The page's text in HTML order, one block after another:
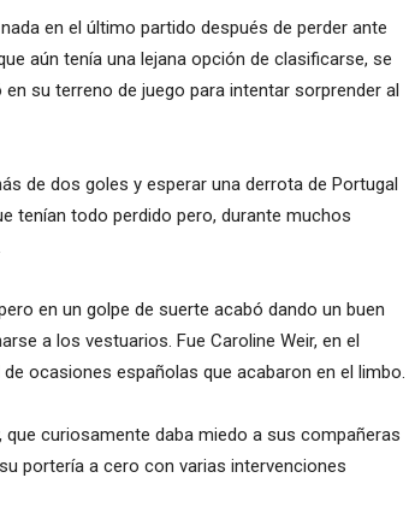
en el último partido después de perder ante
aún tenía una lejana opción de clasificarse, se
su terreno de juego para intentar sorprender al
de dos goles y esperar una derrota de Portugal
tenían todo perdido pero, durante muchos
en un golpe de suerte acabó dando un buen
a los vestuarios. Fue Caroline Weir, en el
ocasiones españolas que acabaron en el limbo.
curiosamente daba miedo a sus compañeras
portería a cero con varias intervenciones